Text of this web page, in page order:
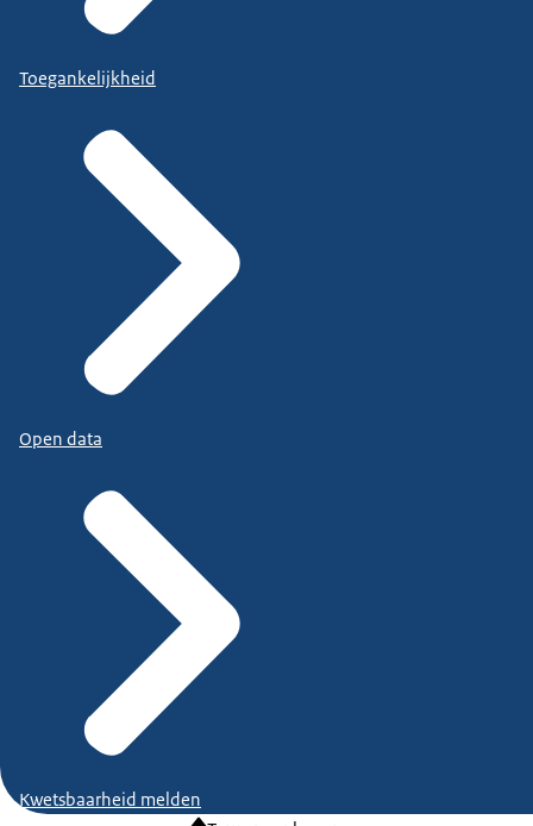
Toegankelijkheid
Open data
Kwetsbaarheid melden